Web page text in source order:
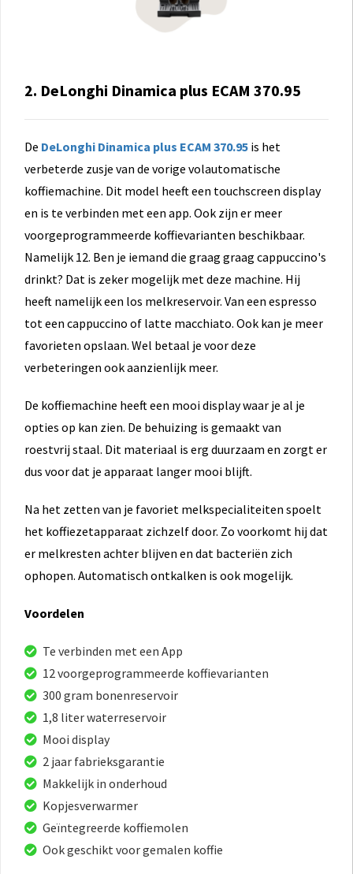
2. DeLonghi Dinamica plus ECAM 370.95
De DeLonghi Dinamica plus ECAM 370.95 is het
verbeterde zusje van de vorige volautomatische
koffiemachine. Dit model heeft een touchscreen display
en is te verbinden met een app. Ook zijn er meer
voorgeprogrammeerde koffievarianten beschikbaar.
Namelijk 12. Ben je iemand die graag graag cappuccino's
drinkt? Dat is zeker mogelijk met deze machine. Hij
heeft namelijk een los melkreservoir. Van een espresso
tot een cappuccino of latte macchiato. Ook kan je meer
favorieten opslaan. Wel betaal je voor deze
verbeteringen ook aanzienlijk meer.
De koffiemachine heeft een mooi display waar je al je
opties op kan zien. De behuizing is gemaakt van
roestvrij staal. Dit materiaal is erg duurzaam en zorgt er
dus voor dat je apparaat langer mooi blijft.
Na het zetten van je favoriet melkspecialiteiten spoelt
het koffiezetapparaat zichzelf door. Zo voorkomt hij dat
er melkresten achter blijven en dat bacteriën zich
ophopen. Automatisch ontkalken is ook mogelijk.
Voordelen
Te verbinden met een App
12 voorgeprogrammeerde koffievarianten
300 gram bonenreservoir
1,8 liter waterreservoir
Mooi display
2 jaar fabrieksgarantie
Makkelijk in onderhoud
Kopjesverwarmer
Geïntegreerde koffiemolen
Ook geschikt voor gemalen koffie